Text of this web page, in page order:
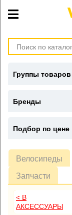
Велосипеды
Запчасти
< В
АКСЕССУАРЫ
Группы товаров
Бренды
Подбор по цене